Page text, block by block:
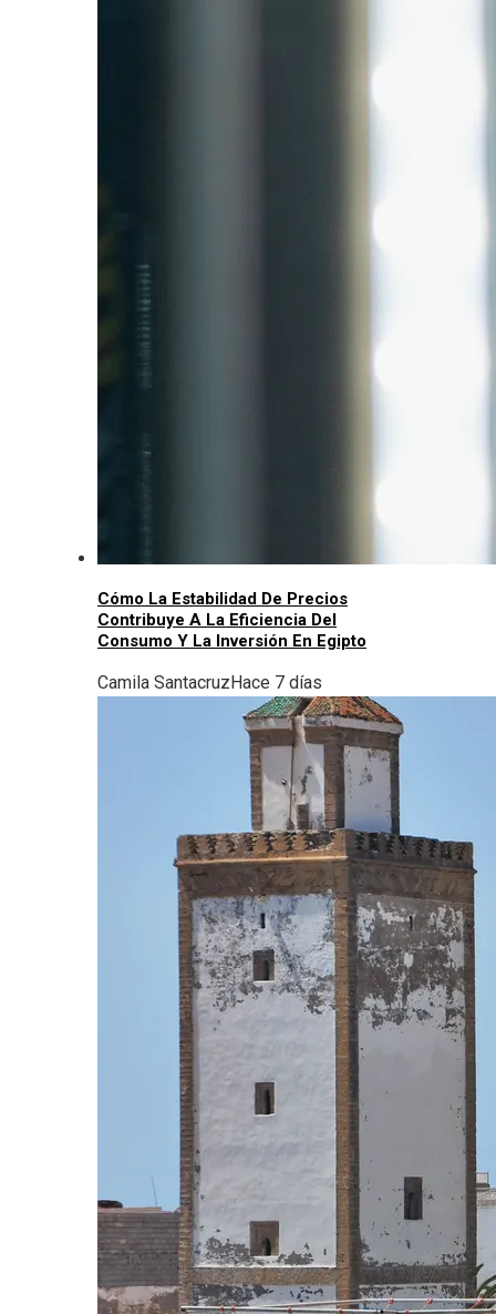
Cómo La Estabilidad De Precios
Contribuye A La Eficiencia Del
Consumo Y La Inversión En Egipto
Camila Santacruz Hace 7 días